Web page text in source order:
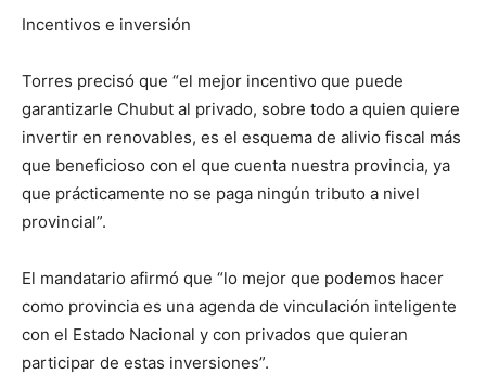
Incentivos e inversión
Torres precisó que “el mejor incentivo que puede
garantizarle Chubut al privado, sobre todo a quien quiere
invertir en renovables, es el esquema de alivio fiscal más
que beneficioso con el que cuenta nuestra provincia, ya
que prácticamente no se paga ningún tributo a nivel
provincial”.
El mandatario afirmó que “lo mejor que podemos hacer
como provincia es una agenda de vinculación inteligente
con el Estado Nacional y con privados que quieran
participar de estas inversiones”.